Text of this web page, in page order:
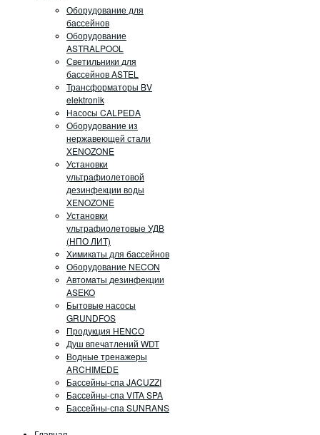
Оборудование для
бассейнов
Оборудование
ASTRALPOOL
Светильники для
бассейнов ASTEL
Трансформаторы BV
elektronik
Насосы CALPEDA
Оборудование из
нержавеющей стали
XENOZONE
Установки
ультрафиолетовой
дезинфекции воды
XENOZONE
Установки
ультрафиолетовые УДВ
(НПО ЛИТ)
Химикаты для бассейнов
Оборудование NECON
Автоматы дезинфекции
ASEKO
Бытовые насосы
GRUNDFOS
Продукция HENCO
Душ впечатлений WDT
Водные тренажеры
ARCHIMEDE
Бассейны-спа JACUZZI
Бассейны-спа VITA SPA
Бассейны-спа SUNRANS